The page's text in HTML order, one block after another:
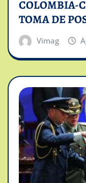
COLOMBIA-
TOMA DE
Vimag